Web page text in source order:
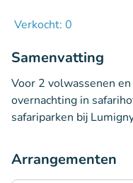
Verkocht: 0
Samenvatting
Voor 2 volwassenen
overnachting in
safariparken bij
Arrangementen